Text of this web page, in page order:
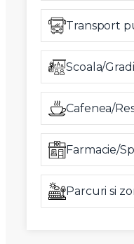
Transport
Scoala/
Cafenea/
Farmacie/
Parcuri si